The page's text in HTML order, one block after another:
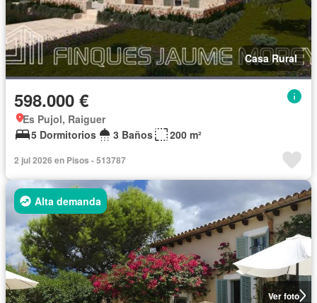
Casa Rural
598.000 €
Es Pujol, Raiguer
5 Dormitorios
3 Baños 200 m²
2 jul 2026 en Pisos - 513787
Ver foto
Alta demanda